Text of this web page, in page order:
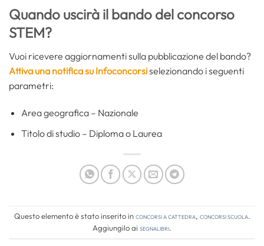
Quando uscirà il bando del concorso
STEM?
Vuoi ricevere aggiornamenti sulla pubblicazione del bando?
Attiva una notifica su Infoconcorsiselezionando i seguenti
parametri:
Area geografica – Nazionale
Titolo di studio – Diploma o Laurea
Questo elemento è stato inserito inConcorsi a cattedra, Concorsi Scuola.
Aggiungilo ai segnalibri.